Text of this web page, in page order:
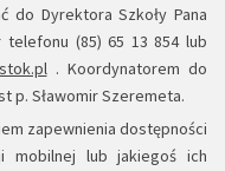
do Dyrektora Szkoły Pana
(85) 65 13 854 lub
. Koordynatorem do
p. Sławomir Szeremeta.
zapewnienia dostępności
mobilnej lub jakiegoś ich